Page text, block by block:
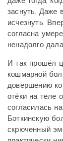
заснуть. Даже
исчезнуть.
согласна
ненадолго
И так прошёл
кошмарной
довершению
отёки на теле
согласилась
Боткинскую
скрюченный